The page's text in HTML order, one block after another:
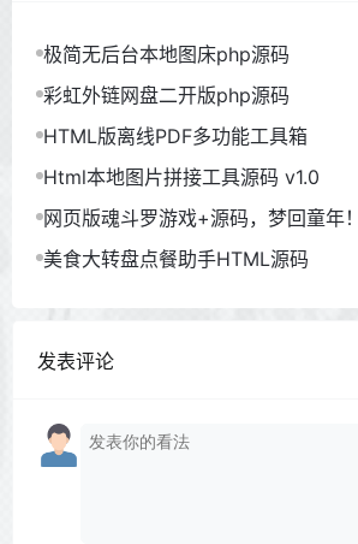
极简无后台本地图床php源码
彩虹外链网盘二开版php源码
HTML版离线PDF多功能工具箱
Html本地图片拼接工具源码 v1.0
网页版魂斗罗游戏+源码，梦回童年！
美食大转盘点餐助手HTML源码
发表评论